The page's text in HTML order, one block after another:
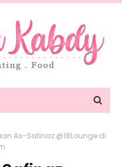
As-Safinaz @18Lounge di